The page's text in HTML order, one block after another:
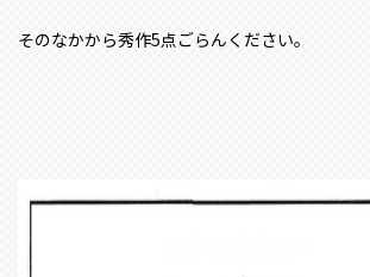
そのなかから秀作5点ごらんください。